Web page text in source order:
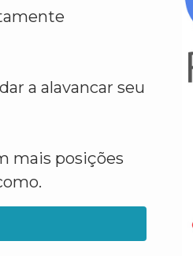
a alavancar seu
mais posições